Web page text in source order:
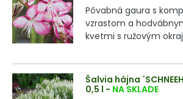
Pôvabná gaura s
vzrastom a
kvetmi s ružovým
Šalvia hájna
0,5 l - NA SKLADE